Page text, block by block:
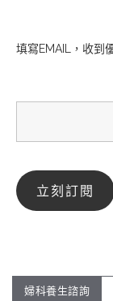
填寫EMAIL，收到
婦科養生諮詢